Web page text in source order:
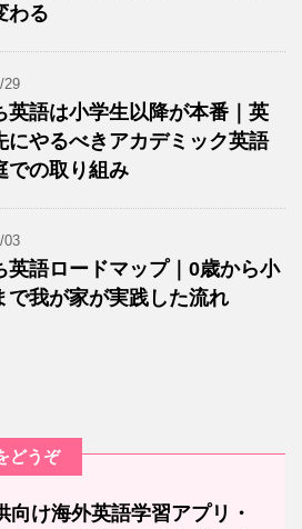
わる
29
英語は小学生以降が本番｜英
にやるべきアカデミック英語
での取り組み
03
英語ロードマップ｜0歳から小
で我が家が実践した流れ
どうぞ
向け海外英語学習アプリ・